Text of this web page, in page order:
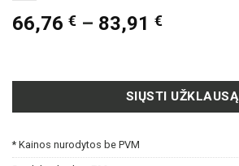
66,76 € – 83,91 €
SIŲSTI UŽKLAUSĄ
* Kainos nurodytos be PVM